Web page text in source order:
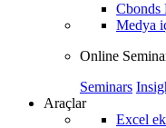
Cbonds
Medya
Online
Seminars
Araçlar
Excel